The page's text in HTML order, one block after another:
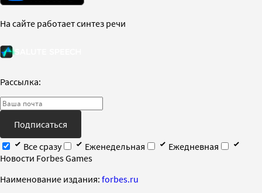
На сайте работает синтез речи
Рассылка:
Подписаться
Все сразу
Еженедельная
Ежедневная
Новости Forbes Games
Наименование издания: forbes.ru